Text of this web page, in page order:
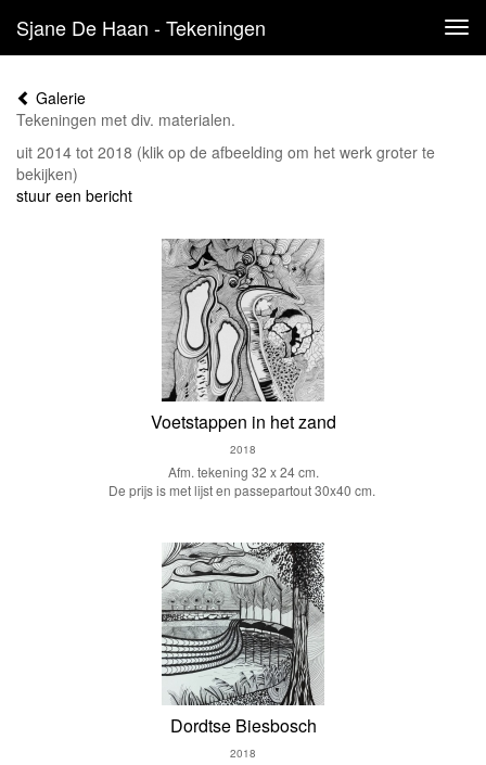
Sjane De Haan - Tekeningen
Galerie
Tekeningen met div. materialen.
uit 2014 tot 2018 (klik op de afbeelding om het werk groter te
bekijken)
stuur een bericht
Voetstappen in het zand
2018
Afm. tekening 32 x 24 cm.
De prijs is met lijst en passepartout 30x40 cm.
Dordtse Biesbosch
2018